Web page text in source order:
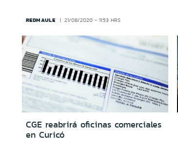
REDMAULE 21/08/2020 - 11:53 HRS
CGE reabrirá oficinas comerciales
en Curicó